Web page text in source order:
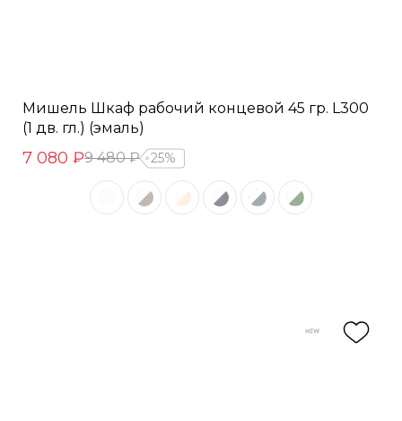
Мишель Шкаф рабочий концевой 45 гр. L300
(1 дв. гл.) (эмаль)
7 080 ₽9 480 ₽ 25%